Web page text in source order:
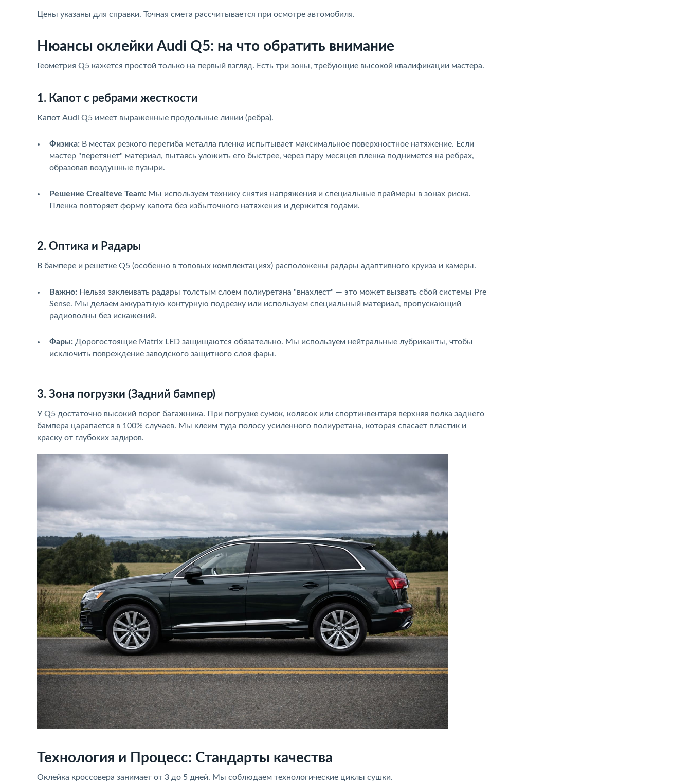
Цены указаны для справки. Точная смета рассчитывается при осмотре автомобиля.
Нюансы оклейки Audi Q5: на что обратить внимание
Геометрия Q5 кажется простой только на первый взгляд. Есть три зоны, требующие высокой квалификации мастера.
1. Капот с ребрами жесткости
Капот Audi Q5 имеет выраженные продольные линии (ребра).
Физика: В местах резкого перегиба металла пленка испытывает максимальное поверхностное натяжение. Если
мастер "перетянет" материал, пытаясь уложить его быстрее, через пару месяцев пленка поднимется на ребрах,
образовав воздушные пузыри.
Решение Creaiteve Team: Мы используем технику снятия напряжения и специальные праймеры в зонах риска.
Пленка повторяет форму капота без избыточного натяжения и держится годами.
2. Оптика и Радары
В бампере и решетке Q5 (особенно в топовых комплектациях) расположены радары адаптивного круиза и камеры.
Важно: Нельзя заклеивать радары толстым слоем полиуретана "внахлест" — это может вызвать сбой системы Pre
Sense. Мы делаем аккуратную контурную подрезку или используем специальный материал, пропускающий
радиоволны без искажений.
Фары: Дорогостоящие Matrix LED защищаются обязательно. Мы используем нейтральные лубриканты, чтобы
исключить повреждение заводского защитного слоя фары.
3. Зона погрузки (Задний бампер)
У Q5 достаточно высокий порог багажника. При погрузке сумок, колясок или спортинвентаря верхняя полка заднего
бампера царапается в 100% случаев. Мы клеим туда полосу усиленного полиуретана, которая спасает пластик и
краску от глубоких задиров.
Технология и Процесс: Стандарты качества
Оклейка кроссовера занимает от 3 до 5 дней. Мы соблюдаем технологические циклы сушки.